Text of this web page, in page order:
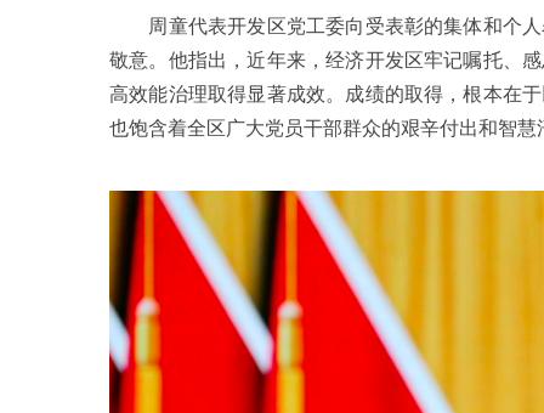
周童代表开发区党工委向受表彰的集体和个人
敬意。他指出，近年来，经济开发区牢记嘱托、
高效能治理取得显著成效。成绩的取得，根本在
也饱含着全区广大党员干部群众的艰辛付出和智慧